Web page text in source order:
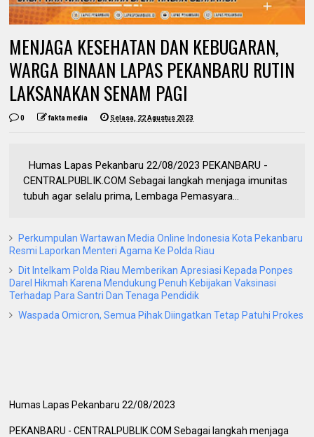
MENJAGA KESEHATAN DAN KEBUGARAN,
WARGA BINAAN LAPAS PEKANBARU RUTIN
LAKSANAKAN SENAM PAGI
0 fakta media Selasa, 22 Agustus 2023
Humas Lapas Pekanbaru 22/08/2023 PEKANBARU -
CENTRALPUBLIK.COM Sebagai langkah menjaga imunitas
tubuh agar selalu prima, Lembaga Pemasyara...
Perkumpulan Wartawan Media Online Indonesia Kota Pekanbaru
Resmi Laporkan Menteri Agama Ke Polda Riau
Dit Intelkam Polda Riau Memberikan Apresiasi Kepada Ponpes
Darel Hikmah Karena Mendukung Penuh Kebijakan Vaksinasi
Terhadap Para Santri Dan Tenaga Pendidik
Waspada Omicron, Semua Pihak Diingatkan Tetap Patuhi Prokes
Humas Lapas Pekanbaru 22/08/2023
PEKANBARU - CENTRALPUBLIK.COM Sebagai langkah menjaga